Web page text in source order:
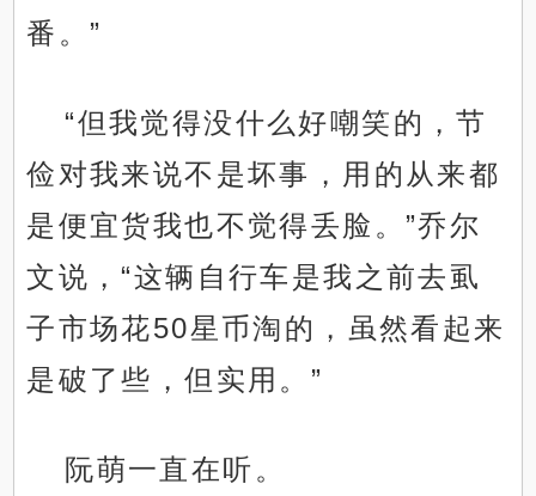
番。”
“但我觉得没什么好嘲笑的，节
俭对我来说不是坏事，用的从来都
是便宜货我也不觉得丢脸。”乔尔
文说，“这辆自行车是我之前去虱
子市场花50星币淘的，虽然看起来
是破了些，但实用。”
阮萌一直在听。